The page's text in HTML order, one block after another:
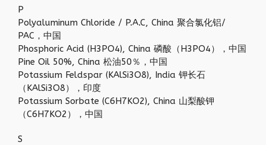
P
Polyaluminum Chloride / P.A.C, China 聚合氯化铝/
PAC，中国
Phosphoric Acid (H3PO4), China 磷酸（H3PO4），中国
Pine Oil 50%, China 松油50％，中国
Potassium Feldspar (KAlSi3O8), India 钾长石
（KAlSi3O8），印度
Potassium Sorbate (C6H7KO2), China 山梨酸钾
（C6H7KO2），中国
S